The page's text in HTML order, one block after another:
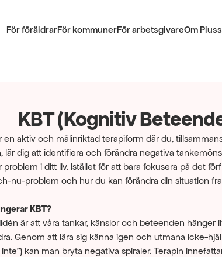
För föräldrarFör kommunerFör arbetsgivareOm
KBT (Kognitiv
en aktiv och målinriktad terapiform där du,
lär dig att identifiera och förändra negativa
problem i ditt liv. Istället för att bara fokusera på det
nu-problem och hur du kan förändra din situation
KBT?
är att våra tankar, känslor och beteenden hänger
Genom att lära sig känna igen och utmana icke-
kan man bryta negativa spiraler. Terapin